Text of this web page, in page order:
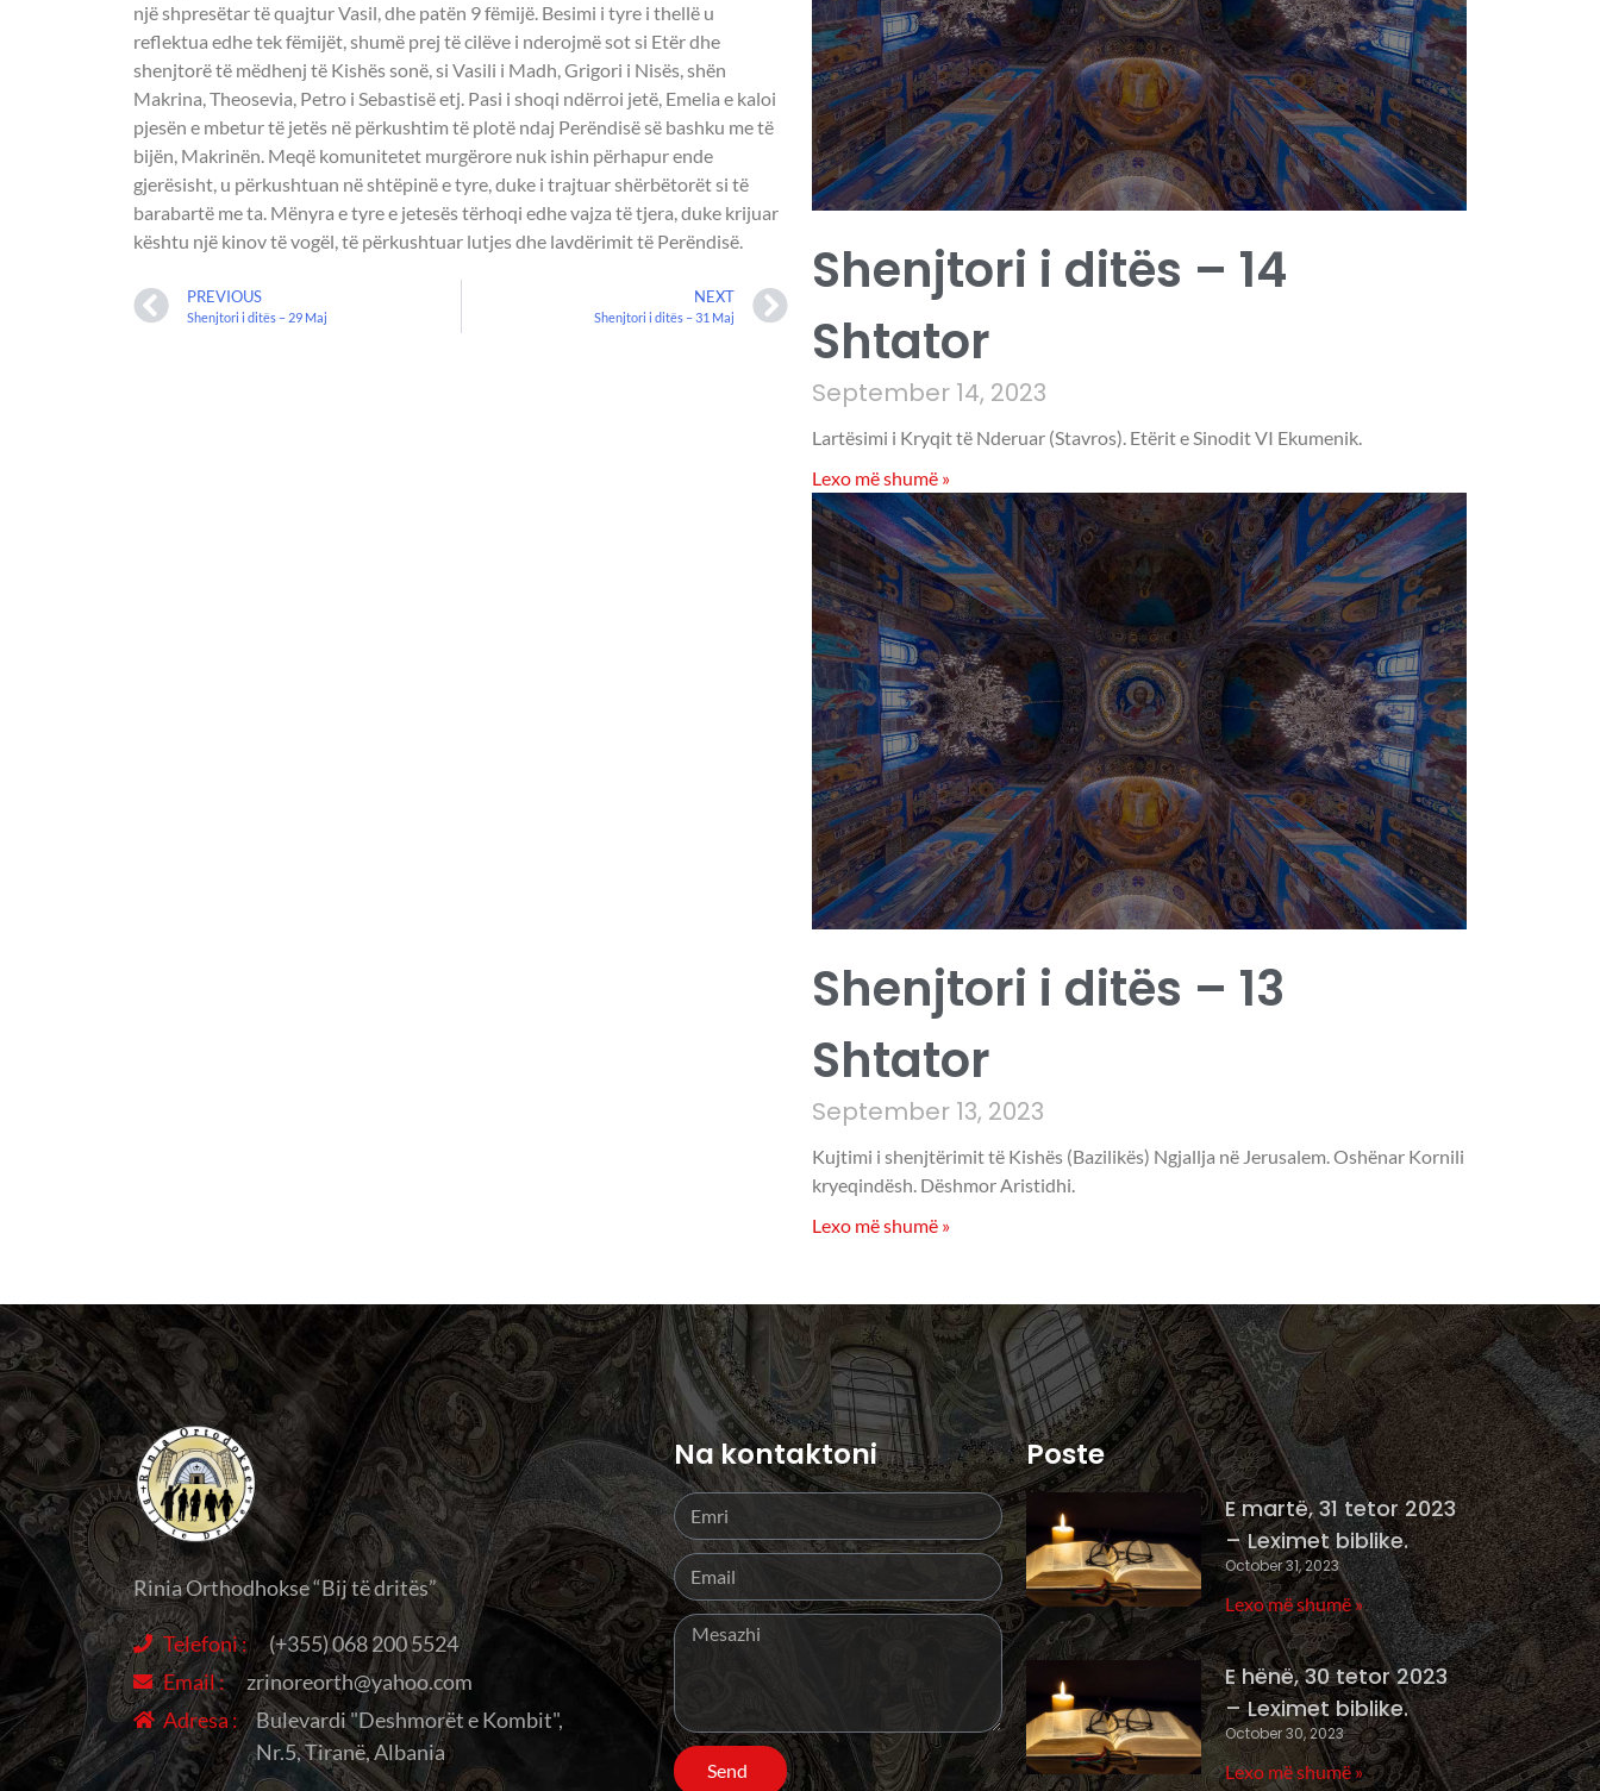
një shpresëtar të quajtur Vasil, dhe patën 9 fëmijë. Besimi i tyre i thellë u
reflektua edhe tek fëmijët, shumë prej të cilëve i nderojmë sot si Etër dhe
shenjtorë të mëdhenj të Kishës sonë, si Vasili i Madh, Grigori i Nisës, shën
Makrina, Theosevia, Petro i Sebastisë etj. Pasi i shoqi ndërroi jetë, Emelia e kaloi
pjesën e mbetur të jetës në përkushtim të plotë ndaj Perëndisë së bashku me të
bijën, Makrinën. Meqë komunitetet murgërore nuk ishin përhapur ende
gjerësisht, u përkushtuan në shtëpinë e tyre, duke i trajtuar shërbëtorët si të
barabartë me ta. Mënyra e tyre e jetesës tërhoqi edhe vajza të tjera, duke krijuar
kështu një kinov të vogël, të përkushtuar lutjes dhe lavdërimit të Perëndisë.
PREVIOUS
Shenjtori i ditës – 29 Maj
NEXT
Shenjtori i ditës – 31 Maj
Shenjtori i ditës – 14
Shtator
September 14, 2023
Lartësimi i Kryqit të Nderuar (Stavros). Etërit e Sinodit VI Ekumenik.
Lexo më shumë »
Shenjtori i ditës – 13
Shtator
September 13, 2023
Kujtimi i shenjtërimit të Kishës (Bazilikës) Ngjallja në Jerusalem. Oshënar Kornili
kryeqindësh. Dëshmor Aristidhi.
Lexo më shumë »
Rinia Orthodhokse “Bij të dritës”
Telefoni :
(+355) 068 200 5524
Email :
zrinoreorth@yahoo.com
Adresa :
Bulevardi "Deshmorët e Kombit",
Nr.5, Tiranë, Albania
Na kontaktoni
Send
Poste
E martë, 31 tetor 2023
– Leximet biblike.
October 31, 2023
Lexo më shumë »
E hënë, 30 tetor 2023
– Leximet biblike.
October 30, 2023
Lexo më shumë »